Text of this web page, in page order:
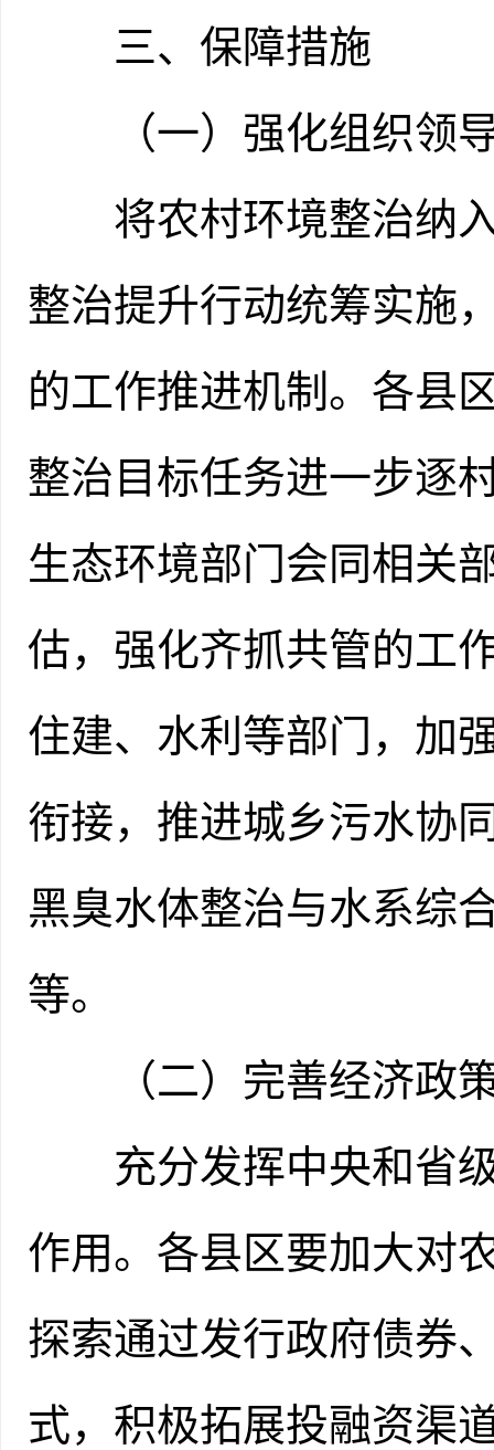
三、保障措施
（一）强化组织领
将农村环境整治纳入
整治提升行动统筹实施
的工作推进机制。各县
整治目标任务进一步逐
生态环境部门会同相关
估，强化齐抓共管的工
住建、水利等部门，加
衔接，推进城乡污水协
黑臭水体整治与水系综
等。
（二）完善经济政
充分发挥中央和省级
作用。各县区要加大对
探索通过发行政府债券
式，积极拓展投融资渠